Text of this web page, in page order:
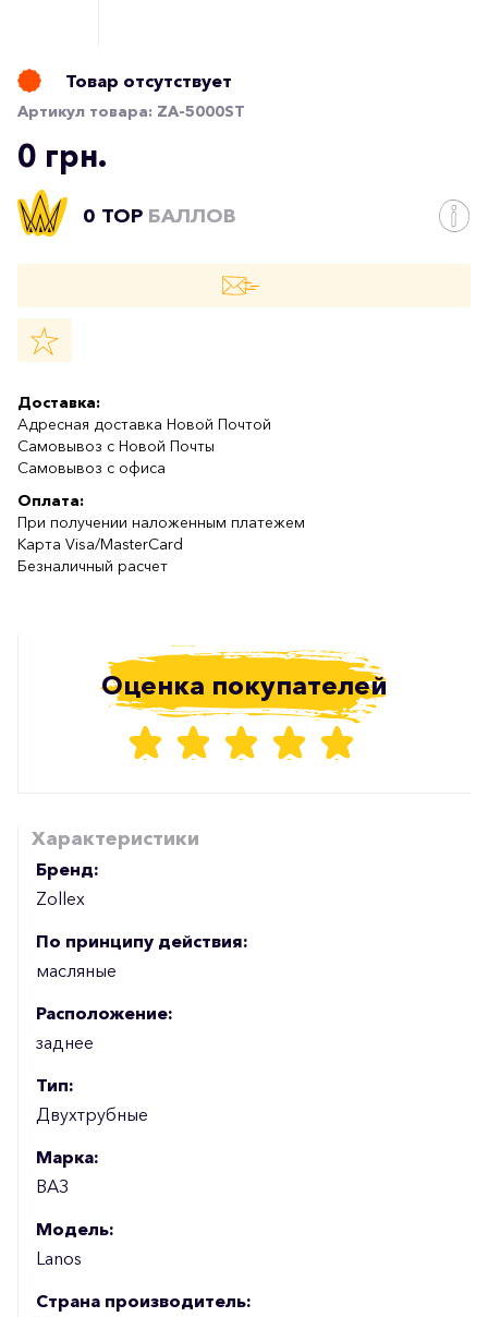
Товар отсутствует
Артикул товара: ZA-5000ST
0 грн.
0 TOP БАЛЛОВ
Доставка:
Адресная доставка Новой Почтой
Самовывоз с Новой Почты
Самовывоз с офиса
Оплата:
При получении наложенным платежем
Карта Visa/MasterCard
Безналичный расчет
Оценка покупателей
Характеристики
Бренд:
Zollex
По принципу действия:
масляные
Расположение:
заднее
Тип:
Двухтрубные
Марка:
ВАЗ
Модель:
Lanos
Страна производитель: